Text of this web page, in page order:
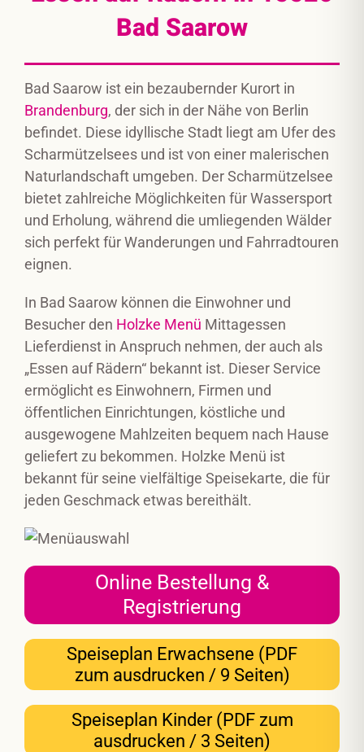
Bad Saarow
Bad Saarow ist ein bezaubernder Kurort in
Brandenburg, der sich in der Nähe von Berlin
befindet. Diese idyllische Stadt liegt am Ufer des
Scharmützelsees und ist von einer malerischen
Naturlandschaft umgeben. Der Scharmützelsee
bietet zahlreiche Möglichkeiten für Wassersport
und Erholung, während die umliegenden Wälder
sich perfekt für Wanderungen und Fahrradtouren
eignen.
In Bad Saarow können die Einwohner und
Besucher den Holzke Menü Mittagessen
Lieferdienst in Anspruch nehmen, der auch als
„Essen auf Rädern“ bekannt ist. Dieser Service
ermöglicht es Einwohnern, Firmen und
öffentlichen Einrichtungen, köstliche und
ausgewogene Mahlzeiten bequem nach Hause
geliefert zu bekommen. Holzke Menü ist
bekannt für seine vielfältige Speisekarte, die für
jeden Geschmack etwas bereithält.
Online Bestellung &
Registrierung
Speiseplan Erwachsene (PDF
zum ausdrucken / 9 Seiten)
Speiseplan Kinder (PDF zum
ausdrucken / 3 Seiten)